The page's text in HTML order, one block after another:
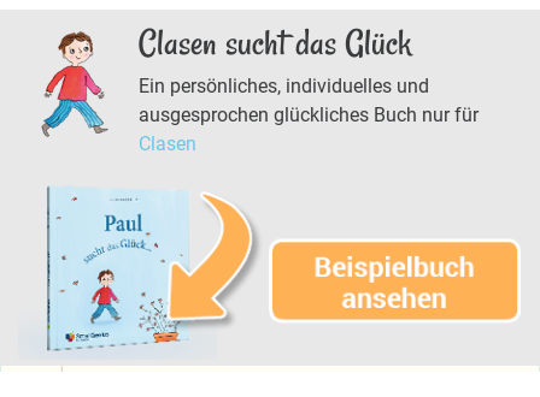
Clasen sucht das Glück
Ein persönliches, individuelles und
ausgesprochen glückliches Buch nur für
Clasen